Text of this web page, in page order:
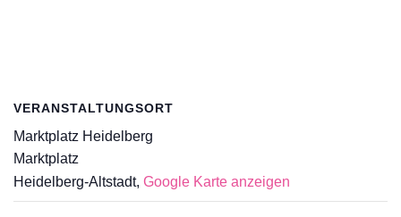
VERANSTALTUNGSORT
Marktplatz Heidelberg
Marktplatz
Heidelberg-Altstadt, Google Karte anzeigen